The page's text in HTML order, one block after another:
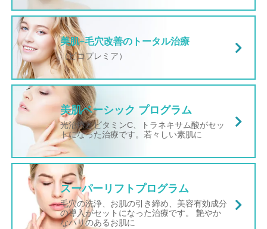
美肌+毛穴改善のトータル治療
（ピコプレミア）
美肌ベーシック プログラム
光治療とビタミンC、トラネキサム酸がセッ
トになった治療です。若々しい素肌に
スーパーリフトプログラム
毛穴の洗浄、お肌の引き締め、美容有効成分
の導入がセットになった治療です。 艶やか
なハリのあるお肌に